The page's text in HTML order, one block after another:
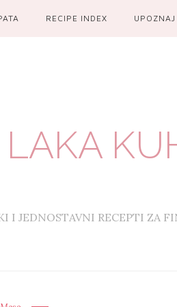
RECIPE INDEX UPOZNAJ
LAKA
I JEDNOSTAVNI RECEPTI ZA